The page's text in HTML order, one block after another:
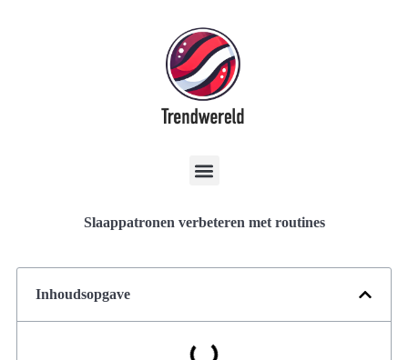
Slaappatronen verbeteren met routines
Inhoudsopgave